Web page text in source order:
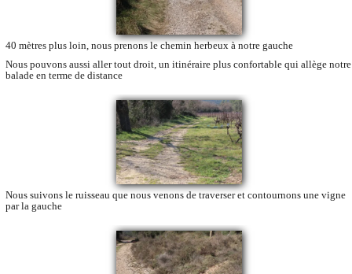
40 mètres plus loin, nous prenons le chemin herbeux à notre gauche
Nous pouvons aussi aller tout droit, un itinéraire plus confortable qui allège notre
balade en terme de distance
Nous suivons le ruisseau que nous venons de traverser et contournons une vigne
par la gauche